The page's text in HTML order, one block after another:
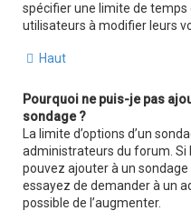
spécifier une limite de temps
utilisateurs à modifier leurs
Haut
Pourquoi ne puis-je pas
sondage ?
La limite d’options d’un
administrateurs du forum. Si
pouvez ajouter à un
essayez de demander à un
possible de l’augmenter.